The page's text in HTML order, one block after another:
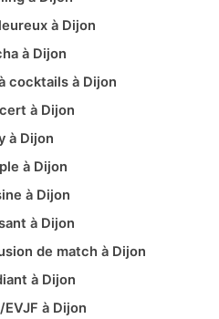
à Dijon
à Dijon
cocktails à Dijon
à Dijon
à Dijon
à Dijon
à Dijon
à Dijon
de match à Dijon
à Dijon
à Dijon